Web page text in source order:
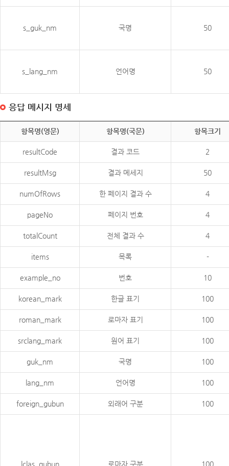
s_guk_nm 국명 50
s_lang_nm 언어명 50
응답 메시지 명세
항목명(영문) 항목명(국문) 항목크기
resultCode 결과 코드 2
resultMsg 결과 메세지 50
numOfRows 한 페이지 결과 수 4
pageNo 페이지 번호 4
totalCount 전체 결과 수 4
items 목록 -
example_no 번호 10
korean_mark 한글 표기 100
roman_mark 로마자 표기 100
srclang_mark 원어 표기 100
guk_nm 국명 100
lang_nm 언어명 100
foreign_gubun 외래어 구분 100
lclas_gubun 로마자 구분 100